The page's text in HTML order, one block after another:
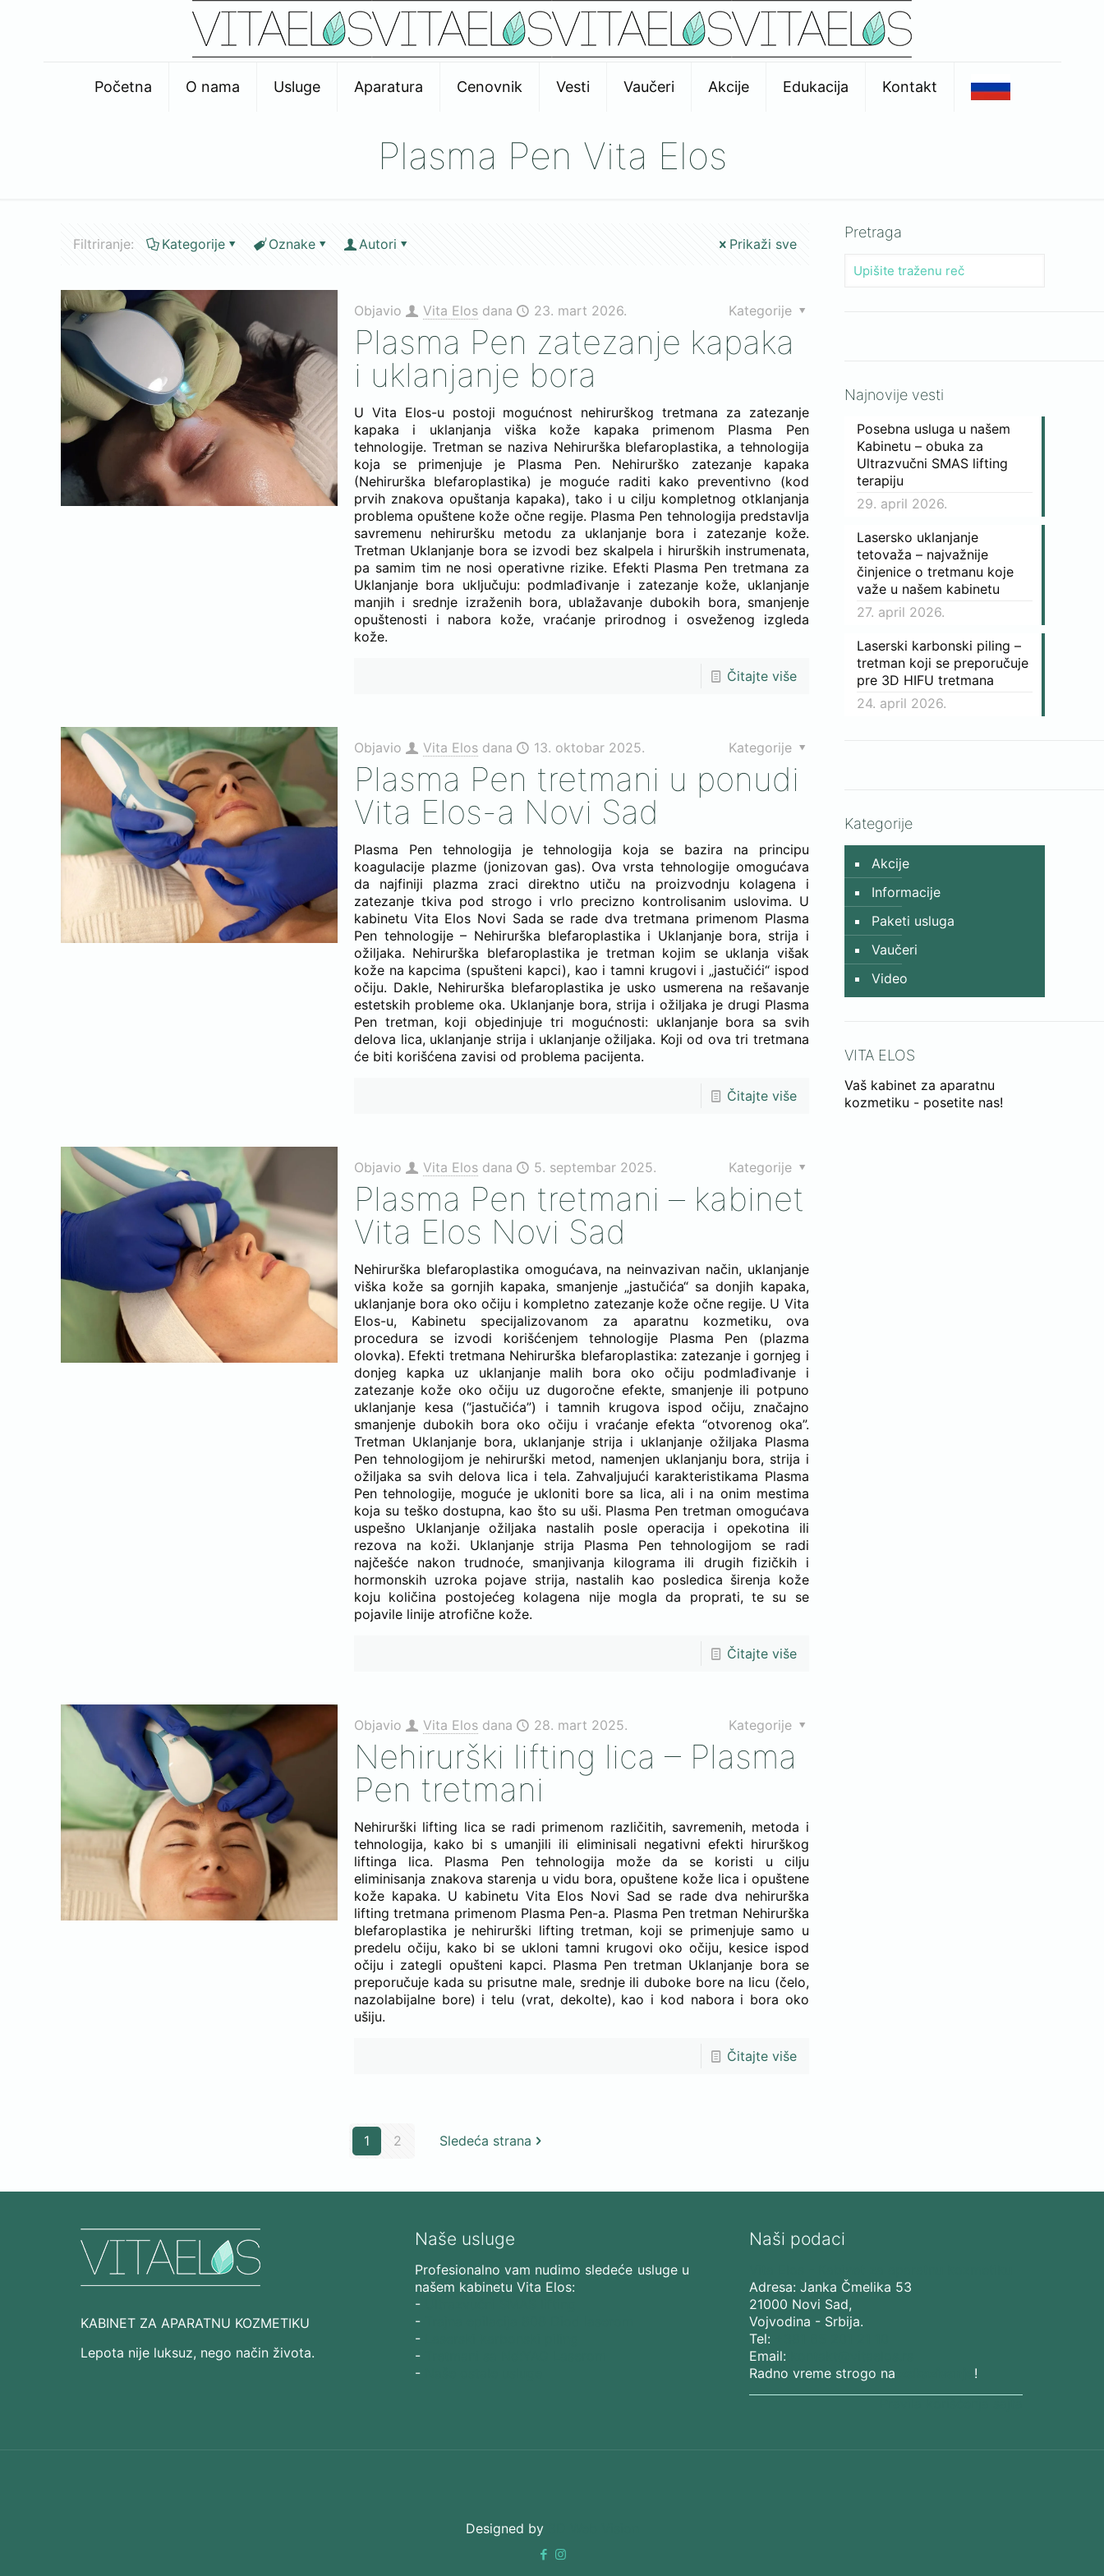
Početna O nama Usluge Aparatura Cenovnik Vesti Vaučeri Akcije Edukacija Kontakt
Plasma Pen Vita Elos
Filtriranje: Kategorije Oznake Autori Prikaži sve
Objavio Vita Elos dana 23. mart 2026. Kategorije
Plasma Pen zatezanje kapaka
i uklanjanje bora
U Vita Elos-u postoji mogućnost nehirurškog tretmana za zatezanje
kapaka i uklanjanja viška kože kapaka primenom Plasma Pen
tehnologije. Tretman se naziva Nehirurška blefaroplastika, a tehnologija
koja se primenjuje je Plasma Pen. Nehirurško zatezanje kapaka
(Nehirurška blefaroplastika) je moguće raditi kako preventivno (kod
prvih znakova opuštanja kapaka), tako i u cilju kompletnog otklanjanja
problema opuštene kože očne regije. Plasma Pen tehnologija predstavlja
savremenu nehiruršku metodu za uklanjanje bora i zatezanje kože.
Tretman Uklanjanje bora se izvodi bez skalpela i hirurških instrumenata,
pa samim tim ne nosi operativne rizike. Efekti Plasma Pen tretmana za
Uklanjanje bora uključuju: podmlađivanje i zatezanje kože, uklanjanje
manjih i srednje izraženih bora, ublažavanje dubokih bora, smanjenje
opuštenosti i nabora kože, vraćanje prirodnog i osveženog izgleda
kože.
Čitajte više
Objavio Vita Elos dana 13. oktobar 2025. Kategorije
Plasma Pen tretmani u ponudi
Vita Elos-a Novi Sad
Plasma Pen tehnologija je tehnologija koja se bazira na principu
koagulacije plazme (jonizovan gas). Ova vrsta tehnologije omogućava
da najfiniji plazma zraci direktno utiču na proizvodnju kolagena i
zatezanje tkiva pod strogo i vrlo precizno kontrolisanim uslovima. U
kabinetu Vita Elos Novi Sada se rade dva tretmana primenom Plasma
Pen tehnologije – Nehirurška blefaroplastika i Uklanjanje bora, strija i
ožiljaka. Nehirurška blefaroplastika je tretman kojim se uklanja višak
kože na kapcima (spušteni kapci), kao i tamni krugovi i „jastučići“ ispod
očiju. Dakle, Nehirurška blefaroplastika je usko usmerena na rešavanje
estetskih probleme oka. Uklanjanje bora, strija i ožiljaka je drugi Plasma
Pen tretman, koji objedinjuje tri mogućnosti: uklanjanje bora sa svih
delova lica, uklanjanje strija i uklanjanje ožiljaka. Koji od ova tri tretmana
će biti korišćena zavisi od problema pacijenta.
Čitajte više
Objavio Vita Elos dana 5. septembar 2025. Kategorije
Plasma Pen tretmani – kabinet
Vita Elos Novi Sad
Nehirurška blefaroplastika omogućava, na neinvazivan način, uklanjanje
viška kože sa gornjih kapaka, smanjenje „jastučića“ sa donjih kapaka,
uklanjanje bora oko očiju i kompletno zatezanje kože očne regije. U Vita
Elos-u, Kabinetu specijalizovanom za aparatnu kozmetiku, ova
procedura se izvodi korišćenjem tehnologije Plasma Pen (plazma
olovka). Efekti tretmana Nehirurška blefaroplastika: zatezanje i gornjeg i
donjeg kapka uz uklanjanje malih bora oko očiju podmlađivanje i
zatezanje kože oko očiju uz dugoročne efekte, smanjenje ili potpuno
uklanjanje kesa (“jastučića”) i tamnih krugova ispod očiju, značajno
smanjenje dubokih bora oko očiju i vraćanje efekta “otvorenog oka”.
Tretman Uklanjanje bora, uklanjanje strija i uklanjanje ožiljaka Plasma
Pen tehnologijom je nehirurški metod, namenjen uklanjanju bora, strija i
ožiljaka sa svih delova lica i tela. Zahvaljujući karakteristikama Plasma
Pen tehnologije, moguće je ukloniti bore sa lica, ali i na onim mestima
koja su teško dostupna, kao što su uši. Plasma Pen tretman omogućava
uspešno Uklanjanje ožiljaka nastalih posle operacija i opekotina ili
rezova na koži. Uklanjanje strija Plasma Pen tehnologijom se radi
najčešće nakon trudnoće, smanjivanja kilograma ili drugih fizičkih i
hormonskih uzroka pojave strija, nastalih kao posledica širenja kože
koju količina postojećeg kolagena nije mogla da proprati, te su se
pojavile linije atrofične kože.
Čitajte više
Objavio Vita Elos dana 28. mart 2025. Kategorije
Nehirurški lifting lica – Plasma
Pen tretmani
Nehirurški lifting lica se radi primenom različitih, savremenih, metoda i
tehnologija, kako bi s umanjili ili eliminisali negativni efekti hirurškog
liftinga lica. Plasma Pen tehnologija može da se koristi u cilju
eliminisanja znakova starenja u vidu bora, opuštene kože lica i opuštene
kože kapaka. U kabinetu Vita Elos Novi Sad se rade dva nehirurška
lifting tretmana primenom Plasma Pen-a. Plasma Pen tretman Nehirurška
blefaroplastika je nehirurški lifting tretman, koji se primenjuje samo u
predelu očiju, kako bi se ukloni tamni krugovi oko očiju, kesice ispod
očiju i zategli opušteni kapci. Plasma Pen tretman Uklanjanje bora se
preporučuje kada su prisutne male, srednje ili duboke bore na licu (čelo,
nazolabijalne bore) i telu (vrat, dekolte), kao i kod nabora i bora oko
ušiju.
Čitajte više
1 2 Sledeća strana
Pretraga
Najnovije vesti
Posebna usluga u našem
Kabinetu – obuka za
Ultrazvučni SMAS lifting
terapiju
29. april 2026.
Lasersko uklanjanje
tetovaža – najvažnije
činjenice o tretmanu koje
važe u našem kabinetu
27. april 2026.
Laserski karbonski piling –
tretman koji se preporučuje
pre 3D HIFU tretmana
24. april 2026.
Kategorije
Akcije
Informacije
Paketi usluga
Vaučeri
Video
VITA ELOS
Vaš kabinet za aparatnu
kozmetiku - posetite nas!
KABINET ZA APARATNU KOZMETIKU
Lepota nije luksuz, nego način života.
Naše usluge
Profesionalno vam nudimo sledeće usluge u
našem kabinetu Vita Elos:
-
-
-
-
-
Naši podaci
Adresa: Janka Čmelika 53
21000 Novi Sad,
Vojvodina - Srbija.
Tel:
Email:
Radno vreme strogo na
!
Designed by